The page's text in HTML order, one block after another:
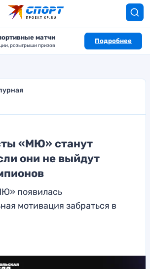
матчи
розыгрыши призов
Подробнее
«МЮ» станут
они не выйдут
появилась
мотивация забраться в